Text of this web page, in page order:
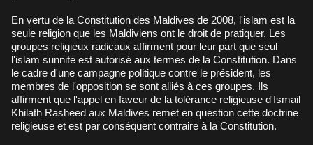
En vertu de la Constitution des Maldives de 2008, l'islam est la
seule religion que les Maldiviens ont le droit de pratiquer. Les
groupes religieux radicaux affirment pour leur part que seul
l'islam sunnite est autorisé aux termes de la Constitution. Dans
le cadre d'une campagne politique contre le président, les
membres de l'opposition se sont alliés à ces groupes. Ils
affirment que l'appel en faveur de la tolérance religieuse d'Ismail
Khilath Rasheed aux Maldives remet en question cette doctrine
religieuse et est par conséquent contraire à la Constitution.